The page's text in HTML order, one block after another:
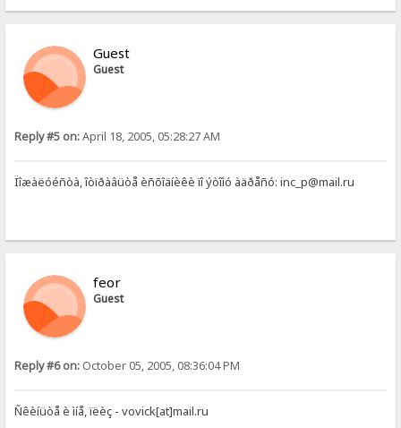
Guest
Guest
Reply #5 on:April 18, 2005, 05:28:27 AM
Ïîæàëóéñòà, îòïðàâüòå èñõîäíèêè ïî ýòîìó àäðåñó: inc_p@mail.ru
feor
Guest
Reply #6 on: October 05, 2005, 08:36:04 PM
Ñêèíüòå è ìíå, ïëèç - vovick[at]mail.ru